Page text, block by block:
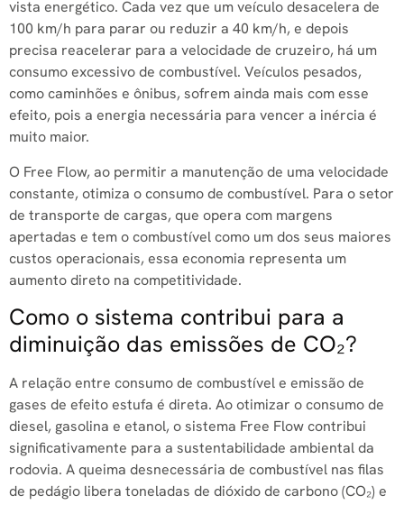
vista energético. Cada vez que um veículo desacelera de
100 km/h para parar ou reduzir a 40 km/h, e depois
precisa reacelerar para a velocidade de cruzeiro, há um
consumo excessivo de combustível. Veículos pesados,
como caminhões e ônibus, sofrem ainda mais com esse
efeito, pois a energia necessária para vencer a inércia é
muito maior.
O Free Flow, ao permitir a manutenção de uma velocidade
constante, otimiza o consumo de combustível. Para o setor
de transporte de cargas, que opera com margens
apertadas e tem o combustível como um dos seus maiores
custos operacionais, essa economia representa um
aumento direto na competitividade.
Como o sistema contribui para a
diminuição das emissões de CO₂?
A relação entre consumo de combustível e emissão de
gases de efeito estufa é direta. Ao otimizar o consumo de
diesel, gasolina e etanol, o sistema Free Flow contribui
significativamente para a sustentabilidade ambiental da
rodovia. A queima desnecessária de combustível nas filas
de pedágio libera toneladas de dióxido de carbono (CO₂) e